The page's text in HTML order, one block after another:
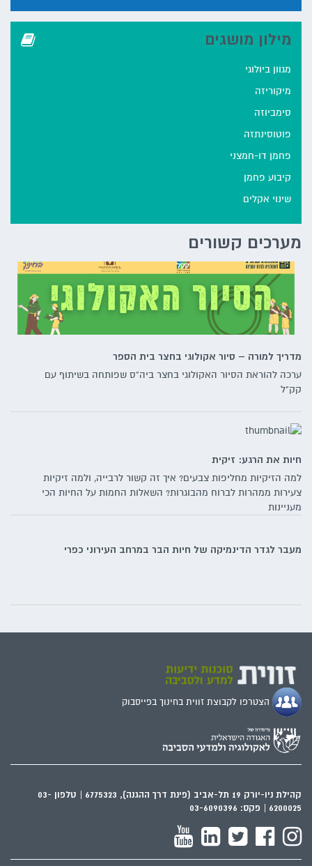
מילון מושגים
מגוון ביולוגי
מיקוריזה
סימביוזה
פוטוסינתזה
פחמן דו-חמצני
קיבוע פחמן
שינוי אקלים
מערכים קשורים
מדריך למורה – סיור אקולוגי בחצר בית הספר
ערכה להוראת הסיור האקולוגי בחצר ביה"ס שפותחה בשיתוף עם
קק"ל
חיות את הרגע: זיקית
למה הזיקיות מחליפות צבעים? איך זה קשור לרבייה, ולמה זיקיות
צעירות ממהרות לברוח מהבוגרות? השאלות החמות על החיות הכי
מעניינות
מעבר לגדר הדינמיקה של חיות הבר במרחב העירוני כפרי
הצטרפו לקבוצת זווית בחינוך בפייסבוק
קהילת ניו-יורק 19 תל-אביב (פינת דרך ההגנה), 6775323 | טלפון 03-
6200025 | פקס: 03-6090396